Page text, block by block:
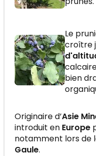
Le
croître
bien
Originaire d’Asie
introduit en Europe
notamment lors de
Gaule.